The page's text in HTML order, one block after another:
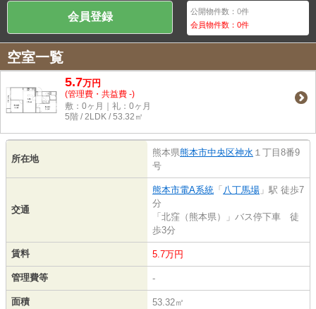
会員登録 公開物件数：0件
会員物件数：0件
空室一覧
5.7万円
(管理費・共益費 -)
敷：0ヶ月｜礼：0ヶ月
5階 / 2LDK / 53.32㎡
所在地
熊本県熊本市中央区神水 １丁目8番9
号
交通
熊本市電A系統 「 八丁馬場 」駅 徒歩7
分
「北窪（熊本県）」バス停下車 徒
歩3分
賃料 5.7万円
管理費等 -
面積 53.32㎡